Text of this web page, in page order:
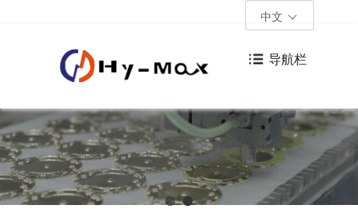
中文
导航栏